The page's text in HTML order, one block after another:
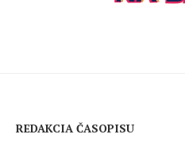
REDAKCIA ČASOPISU